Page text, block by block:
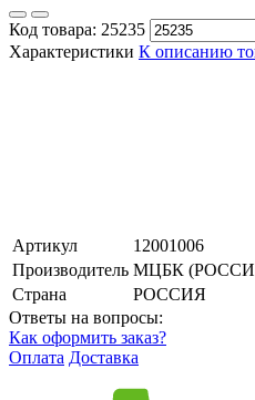
Код товара: 25235
Характеристики К описанию
Артикул
12001006
Производитель МЦБК
Страна
РОССИЯ
Ответы на вопросы:
Как оформить заказ?
Оплата Доставка